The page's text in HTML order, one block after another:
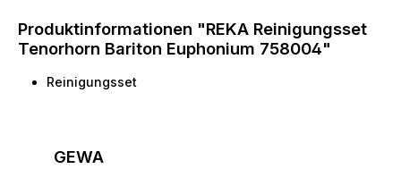
Produktinformationen "REKA Reinigungsset
Tenorhorn Bariton Euphonium 758004"
Reinigungsset
GEWA